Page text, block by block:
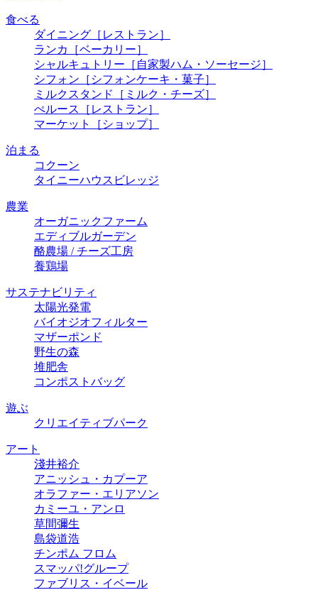
食べる
ダイニング ［レストラン］
ランカ
［ベーカリー］
シャルキュトリー ［自家製ハム・ソーセージ］
シフォン ［シフォンケーキ・菓子］
ミルクスタンド
［ミルク・チーズ］
ぺルース
［レストラン］
マーケット
［ショップ］
泊まる
コクーン
タイニーハウスビレッジ
農業
オーガニックファーム
エディブルガーデン
酪農場 / チーズ⼯房
養鶏場
サステナビリティ
太陽光発電
バイオジオフィルター
マザーポンド
野生の森
堆肥舎
コンポストバッグ
遊ぶ
クリエイティブパーク
アート
淺井裕介
アニッシュ・カプーア
オラファー・エリアソン
カミーユ・アンロ
草間彌生
島袋道浩
チンポム フロム
スマッパ!グループ
ファブリス・イベール